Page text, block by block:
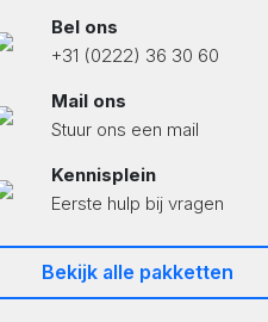
Bel ons
+31 (0222) 36 30 60
Mail ons
Stuur ons een mail
Kennisplein
Eerste hulp bij vragen
Bekijk alle pakketten